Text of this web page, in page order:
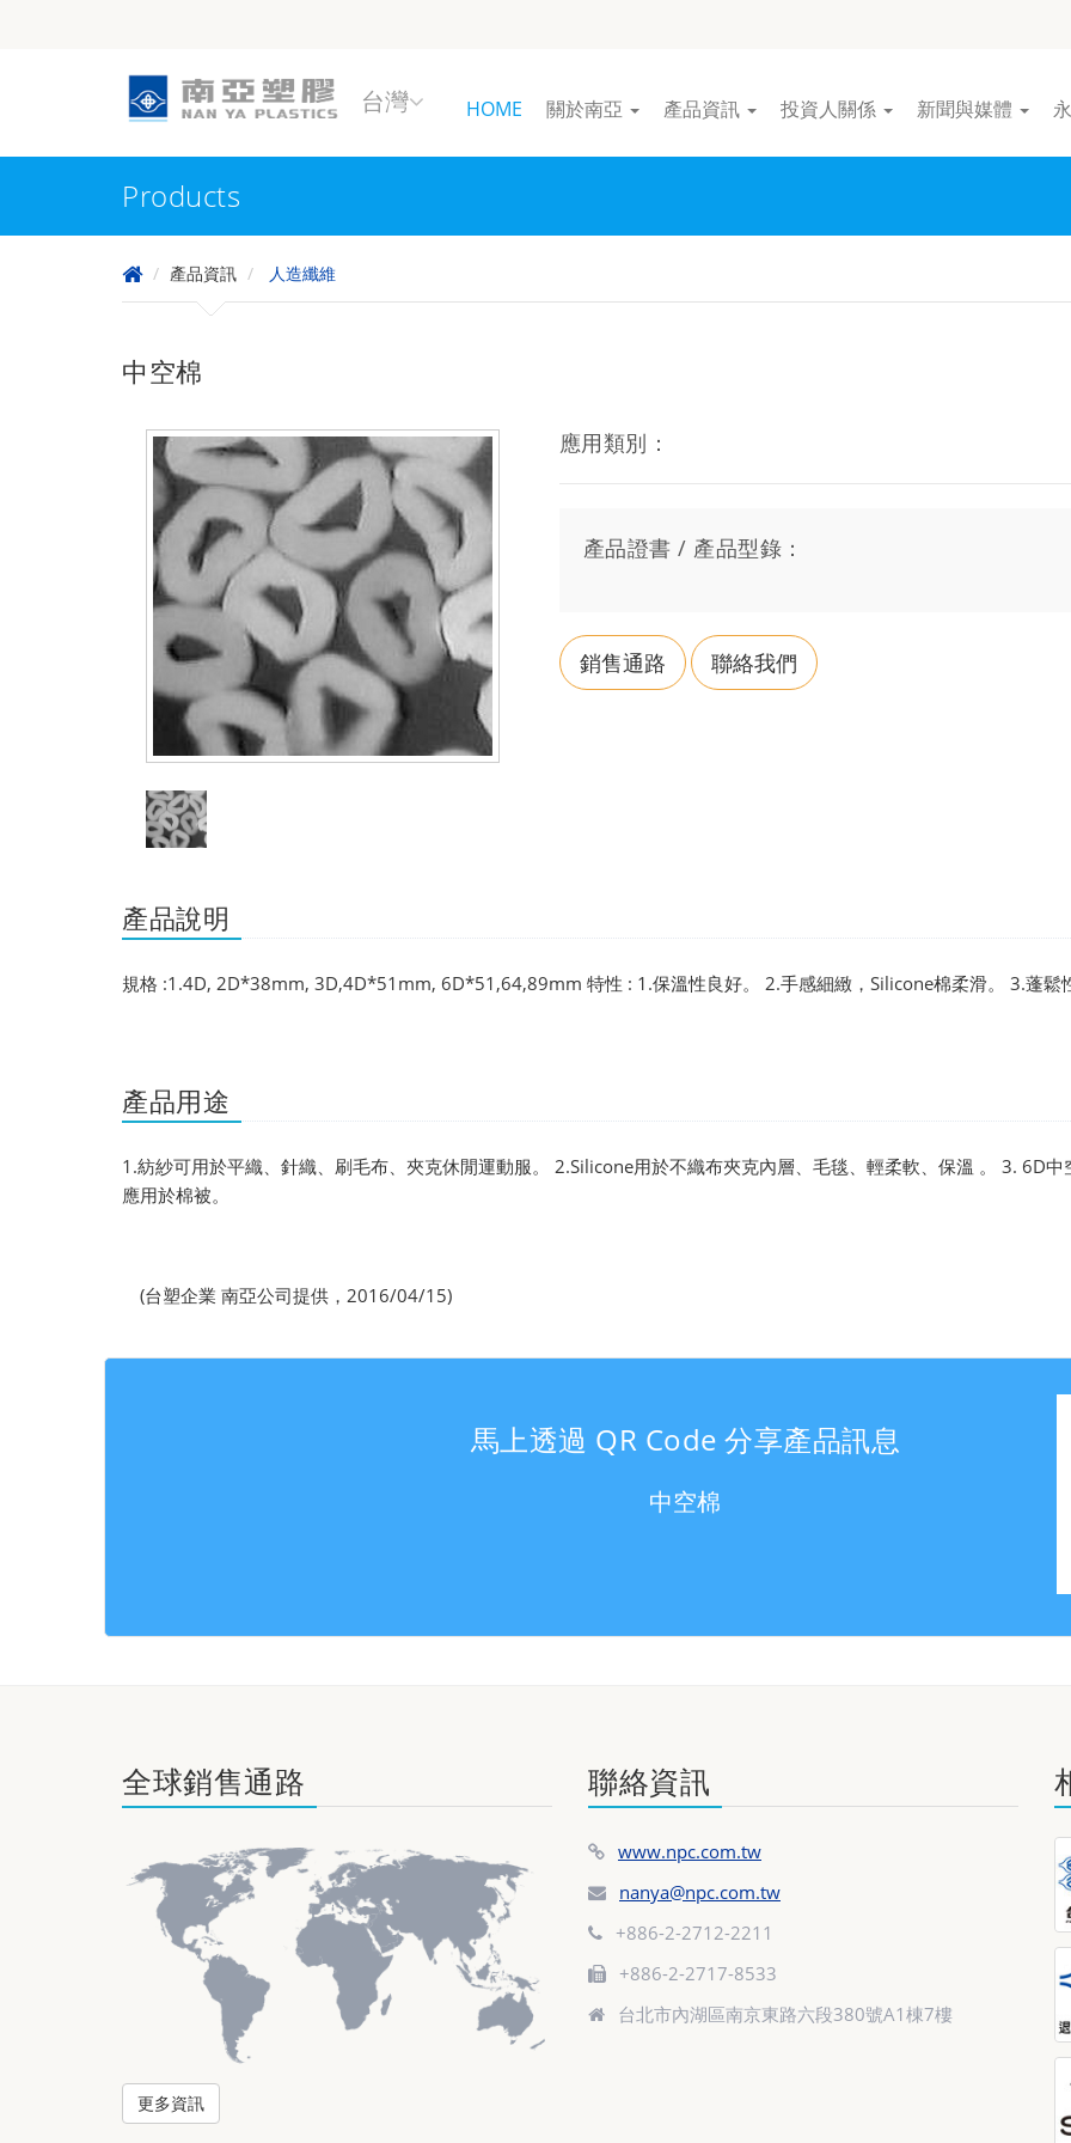
台灣 HOME 關於南亞 產品資訊 投資人關係 新聞與媒體
Products
產品資訊 人造纖維
中空棉
應用類別：
產品證書 / 產品型錄：
銷售通路 聯絡我們
產品說明
規格 :1.4D, 2D*38mm, 3D,4D*51mm, 6D*51,64,89mm 特性 : 1.保溫性良好。 2.手感細緻，Silicone棉柔滑。 3.蓬鬆
產品用途
1.紡紗可用於平織、針織、刷毛布、夾克休閒運動服。 2.Silicone用於不織布夾克內層、毛毯、輕柔軟、保溫 。 3. 6D中
應用於棉被。
(台塑企業 南亞公司提供，2016/04/15)
馬上透過 QR Code 分享產品訊息
中空棉
全球銷售通路
更多資訊
聯絡資訊
www.npc.com.tw
nanya@npc.com.tw
+886-2-2712-2211
+886-2-2717-8533
台北市內湖區南京東路六段380號A1棟7樓